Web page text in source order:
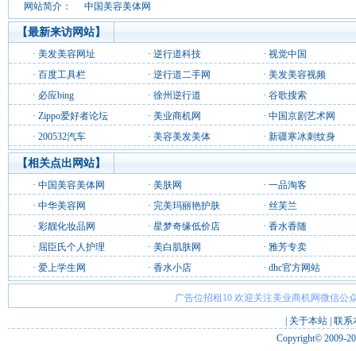
网站简介：
中国美容美体网
【最新来访网站】
· 美发美容网址 · 逆行道科技 · 视觉中国
· 百度工具栏 · 逆行道二手网 · 美发美容视频
· 必应bing · 徐州逆行道 · 谷歌搜索
· Zippo爱好者论坛 · 美业商机网 · 中国京剧艺术网
· 200532汽车 · 美容美发美体 · 新疆寒冰刺纹身
【相关点出网站】
· 中国美容美体网 · 美肤网 · 一品淘客
· 中华美容网 · 完美玛丽艳护肤 · 丝芙兰
· 彩靓化妆品网 · 星梦奇缘低价店 · 香水香随
· 屈臣氏个人护理 · 美白肌肤网 · 雅芳专卖
· 爱上学生网 · 香水小店 · dhc官方网站
广告位招租10 欢迎关注美业商机网微信公
关于本站 联系
Copyright© 2009-